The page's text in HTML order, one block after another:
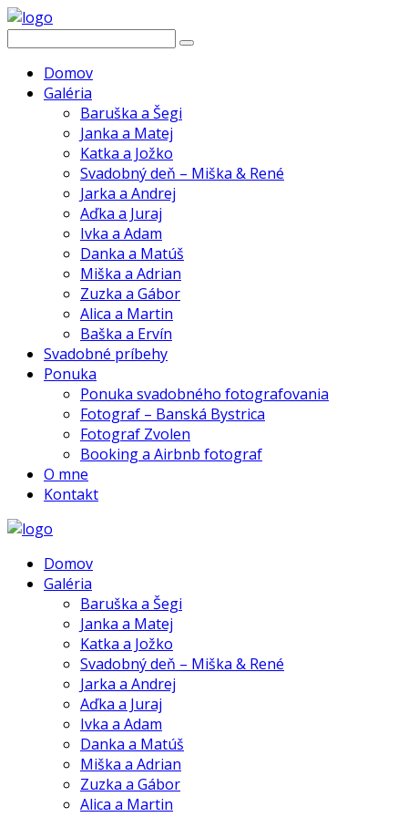
Domov
Galéria
Baruška a Šegi
Janka a Matej
Katka a Jožko
Svadobný deň – Miška & René
Jarka a Andrej
Aďka a Juraj
Ivka a Adam
Danka a Matúš
Miška a Adrian
Zuzka a Gábor
Alica a Martin
Baška a Ervín
Svadobné príbehy
Ponuka
Ponuka svadobného fotografovania
Fotograf – Banská Bystrica
Fotograf Zvolen
Booking a Airbnb fotograf
O mne
Kontakt
Domov
Galéria
Baruška a Šegi
Janka a Matej
Katka a Jožko
Svadobný deň – Miška & René
Jarka a Andrej
Aďka a Juraj
Ivka a Adam
Danka a Matúš
Miška a Adrian
Zuzka a Gábor
Alica a Martin